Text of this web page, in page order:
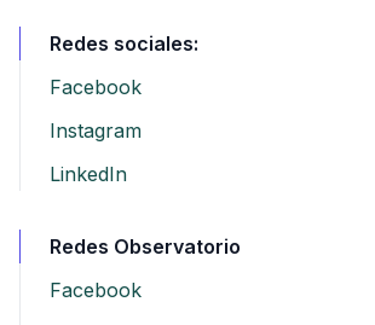
Redes sociales:
Facebook
Instagram
LinkedIn
Redes Observatorio
Facebook